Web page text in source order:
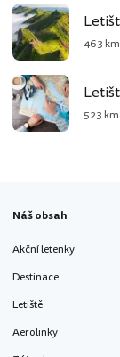
463 km
523 km
Náš obsah
Akční letenky
Destinace
Letiště
Aerolinky